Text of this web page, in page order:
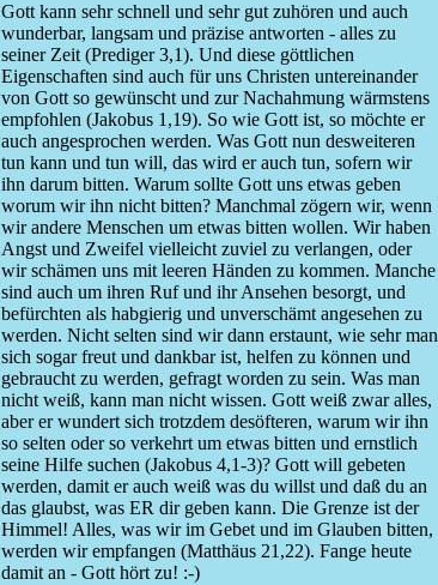
Gott kann sehr schnell und sehr gut zuhören und auch
wunderbar, langsam und präzise antworten - alles zu
seiner Zeit (Prediger 3,1). Und diese göttlichen
Eigenschaften sind auch für uns Christen untereinander
von Gott so gewünscht und zur Nachahmung wärmstens
empfohlen (Jakobus 1,19). So wie Gott ist, so möchte er
auch angesprochen werden. Was Gott nun desweiteren
tun kann und tun will, das wird er auch tun, sofern wir
ihn darum bitten. Warum sollte Gott uns etwas geben
worum wir ihn nicht bitten? Manchmal zögern wir, wenn
wir andere Menschen um etwas bitten wollen. Wir haben
Angst und Zweifel vielleicht zuviel zu verlangen, oder
wir schämen uns mit leeren Händen zu kommen. Manche
sind auch um ihren Ruf und ihr Ansehen besorgt, und
befürchten als habgierig und unverschämt angesehen zu
werden. Nicht selten sind wir dann erstaunt, wie sehr man
sich sogar freut und dankbar ist, helfen zu können und
gebraucht zu werden, gefragt worden zu sein. Was man
nicht weiß, kann man nicht wissen. Gott weiß zwar alles,
aber er wundert sich trotzdem desöfteren, warum wir ihn
so selten oder so verkehrt um etwas bitten und ernstlich
seine Hilfe suchen (Jakobus 4,1-3)? Gott will gebeten
werden, damit er auch weiß was du willst und daß du an
das glaubst, was ER dir geben kann. Die Grenze ist der
Himmel! Alles, was wir im Gebet und im Glauben bitten,
werden wir empfangen (Matthäus 21,22). Fange heute
damit an - Gott hört zu! :-)